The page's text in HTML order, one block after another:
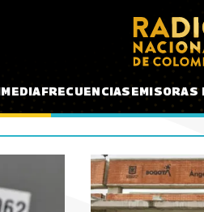
FRECUENCIASEMISORAS